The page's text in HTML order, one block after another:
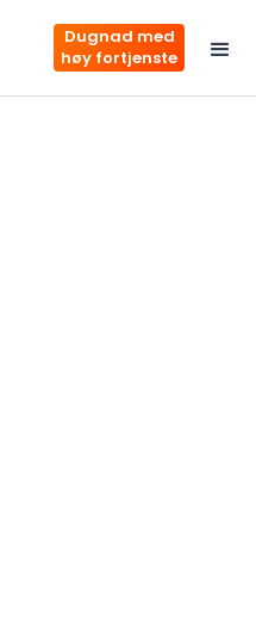
Dugnad med
høy fortjenste